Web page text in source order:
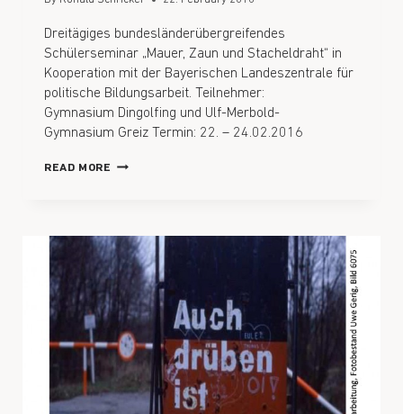
Dreitägiges bundesländerübergreifendes
Schülerseminar „Mauer, Zaun und Stacheldraht“ in
Kooperation mit der Bayerischen Landeszentrale für
politische Bildungsarbeit. Teilnehmer:
Gymnasium Dingolfing und Ulf-Merbold-
Gymnasium Greiz Termin: 22. – 24.02.2016
READ MORE